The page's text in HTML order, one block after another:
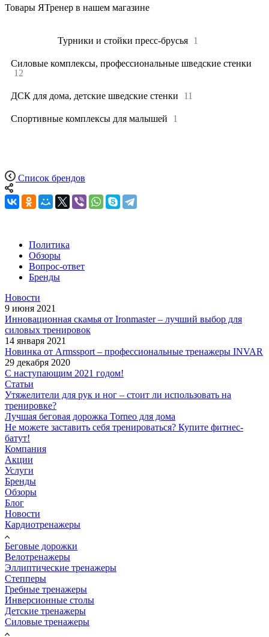
Товары ЯТренер в нашем магазине
Турники и стойки пресс-брусья 1
Силовые комплексы, профессиональные шведские стенки
12
ДСК для дома, детские шведские стенки 11
Спортивные комплексы для малышей 1
Список брендов
Политика
Обзоры
Вопрос-ответ
Бренды
Новости
9 июня 2021
Инновационная скамья от Ironmaster – лучший выбор для
силовых тренировок
14 января 2021
Новинка от Armssport – профессиональные тренажеры INVAR
29 декабря 2020
С наступающим 2021 годом!
Статьи
Утяжелители для рук и ног – стоит ли использовать на
тренировке?
Лучшая беговая дорожка Torneo для дома
Не можете заставить себя тренироваться? Купите фитнес-
батут!
Компания
Акции
Услуги
Бренды
Обзоры
Блог
Новости
Кардиотренажеры
Беговые дорожки
Велотренажеры
Эллиптические тренажеры
Степперы
Гребные тренажеры
Инверсионные столы
Детские тренажеры
Силовые тренажеры